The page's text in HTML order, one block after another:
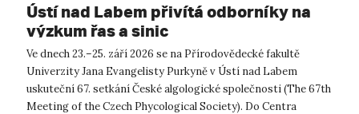
Ústí nad Labem přivítá odborníky na
výzkum řas a sinic
Ve dnech 23.–25. září 2026 se na Přírodovědecké fakultě
Univerzity Jana Evangelisty Purkyně v Ústí nad Labem
uskuteční 67. setkání České algologické společnosti (The 67th
Meeting of the Czech Phycological Society). Do Centra